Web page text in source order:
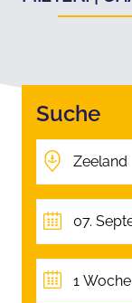
Suche
1 Woche